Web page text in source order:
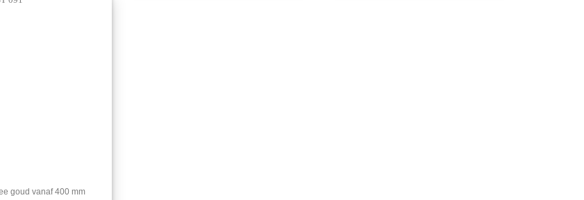
goud vanaf 400 mm